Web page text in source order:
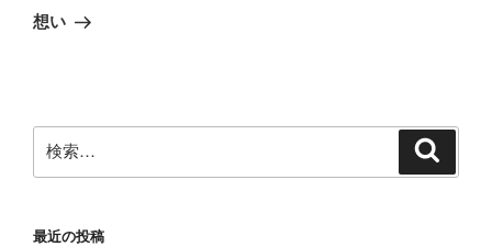
ゲ
ン
の
想い
索:
最近の投稿